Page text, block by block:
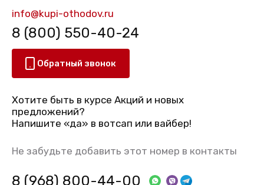
info@kupi-othodov.ru
8 (800) 550-40-24
Обратный звонок
Хотите быть в курсе Акций и новых
предложений?
Напишите «да» в вотсап или вайбер!
Не забудьте добавить этот номер в контакты
8 (968) 800-44-00